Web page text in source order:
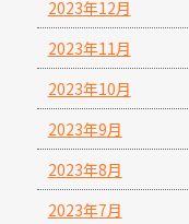
2023年12月
2023年11月
2023年10月
2023年9月
2023年8月
2023年7月